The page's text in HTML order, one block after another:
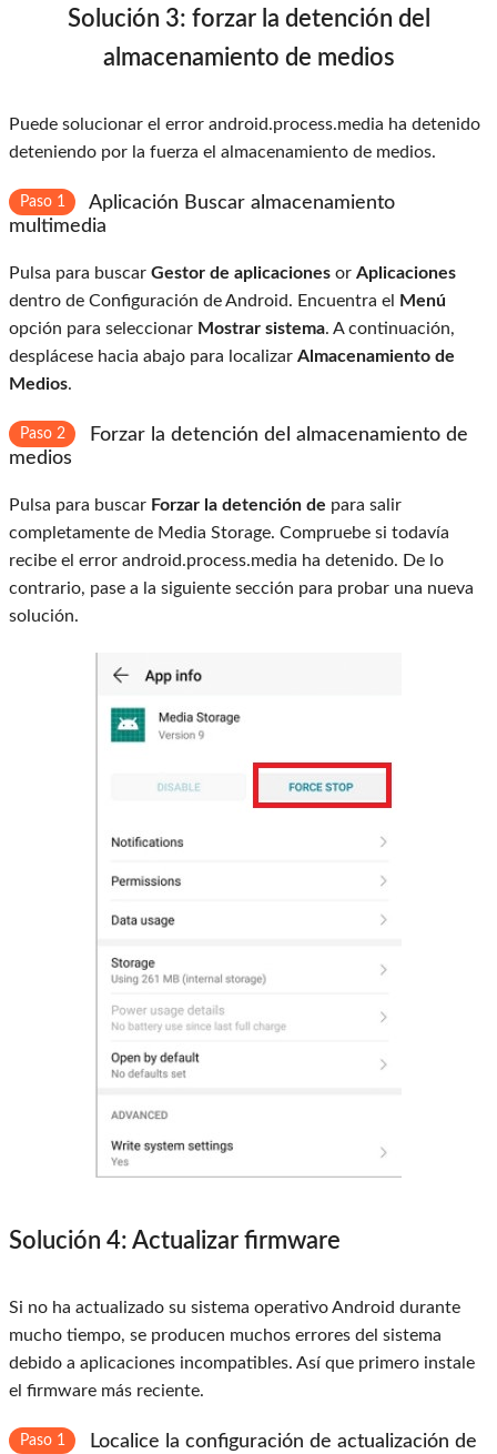
Solución 3: forzar la detención del
almacenamiento de medios
Puede solucionar el error android.process.media ha detenido
deteniendo por la fuerza el almacenamiento de medios.
Paso 1
Aplicación Buscar almacenamiento
multimedia
Pulsa para buscar Gestor de aplicaciones or Aplicaciones
dentro de Configuración de Android. Encuentra el
Menú
opción para seleccionar Mostrar sistema. A continuación,
desplácese hacia abajo para localizar Almacenamiento de
Medios.
Paso 2
Forzar la detención del almacenamiento de
medios
Pulsa para buscar Forzar la detención de para salir
completamente de Media Storage. Compruebe si todavía
recibe el error android.process.media ha detenido. De lo
contrario, pase a la siguiente sección para probar una nueva
solución.
Solución 4: Actualizar firmware
Si no ha actualizado su sistema operativo Android durante
mucho tiempo, se producen muchos errores del sistema
debido a aplicaciones incompatibles. Así que primero instale
el firmware más reciente.
Paso 1
Localice la configuración de actualización de